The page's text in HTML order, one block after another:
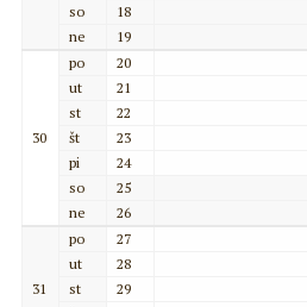
so
18
ne
19
30
po
20
ut
21
st
22
št
23
pi
24
so
25
ne
26
31
po
27
ut
28
st
29